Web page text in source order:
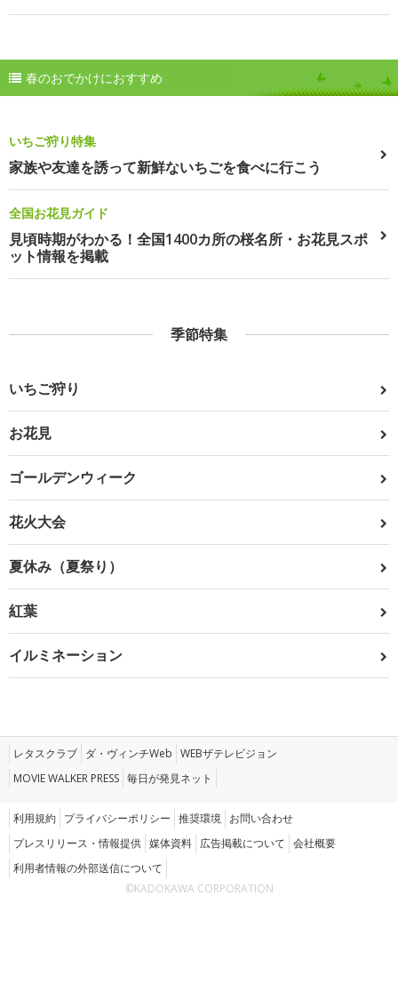
春のおでかけにおすすめ
いちご狩り特集
家族や友達を誘って新鮮ないちごを食べに行こう
全国お花見ガイド
見頃時期がわかる！全国1400カ所の桜名所・お花見スポ
ット情報を掲載
季節特集
いちご狩り
お花見
ゴールデンウィーク
花火大会
夏休み（夏祭り）
紅葉
イルミネーション
レタスクラブ ダ・ヴィンチWeb WEBザテレビジョン
MOVIE WALKER PRESS 毎日が発見ネット
利用規約 プライバシーポリシー 推奨環境 お問い合わせ
プレスリリース・情報提供 媒体資料 広告掲載について 会社概要
利用者情報の外部送信について
©KADOKAWA CORPORATION